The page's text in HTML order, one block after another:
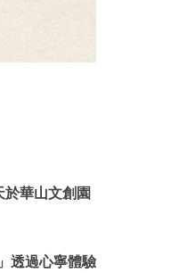
華山文創園
透過心寧體驗